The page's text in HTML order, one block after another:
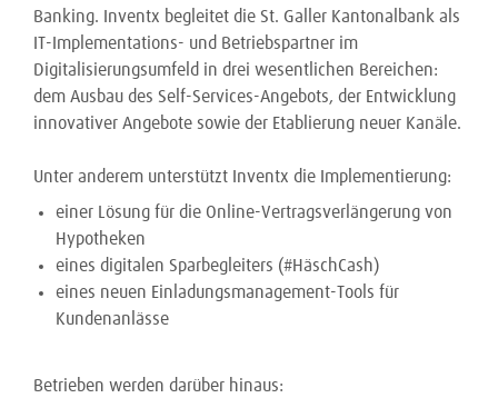
Banking. Inventx begleitet die St. Galler Kantonalbank als
IT-Implementations- und Betriebspartner im
Digitalisierungsumfeld in drei wesentlichen Bereichen:
dem Ausbau des Self-Services-Angebots, der Entwicklung
innovativer Angebote sowie der Etablierung neuer Kanäle.
Unter anderem unterstützt Inventx die Implementierung:
einer Lösung für die Online-Vertragsverlängerung von
Hypotheken
eines digitalen Sparbegleiters (#HäschCash)
eines neuen Einladungsmanagement-Tools für
Kundenanlässe
Betrieben werden darüber hinaus: